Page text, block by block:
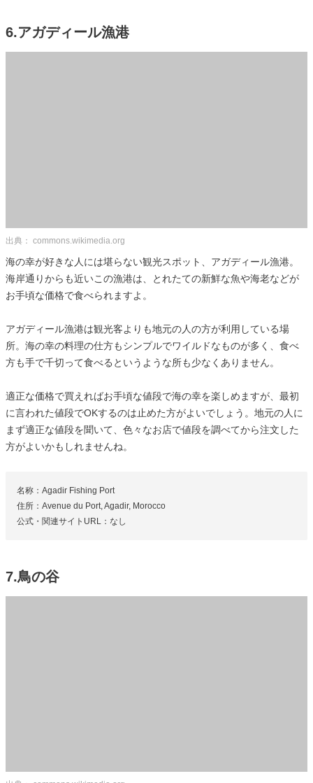
6.アガディール漁港
出典： commons.wikimedia.org
海の幸が好きな人には堪らない観光スポット、アガディール漁港。
海岸通りからも近いこの漁港は、とれたての新鮮な魚や海老などが
お手頃な価格で食べられますよ。
アガディール漁港は観光客よりも地元の人の方が利用している場
所。海の幸の料理の仕方もシンプルでワイルドなものが多く、食べ
方も手で千切って食べるというような所も少なくありません。
適正な価格で買えればお手頃な値段で海の幸を楽しめますが、最初
に言われた値段でOKするのは止めた方がよいでしょう。地元の人に
まず適正な値段を聞いて、色々なお店で値段を調べてから注文した
方がよいかもしれませんね。
名称：Agadir Fishing Port
住所：Avenue du Port, Agadir, Morocco
公式・関連サイトURL：なし
7.鳥の谷